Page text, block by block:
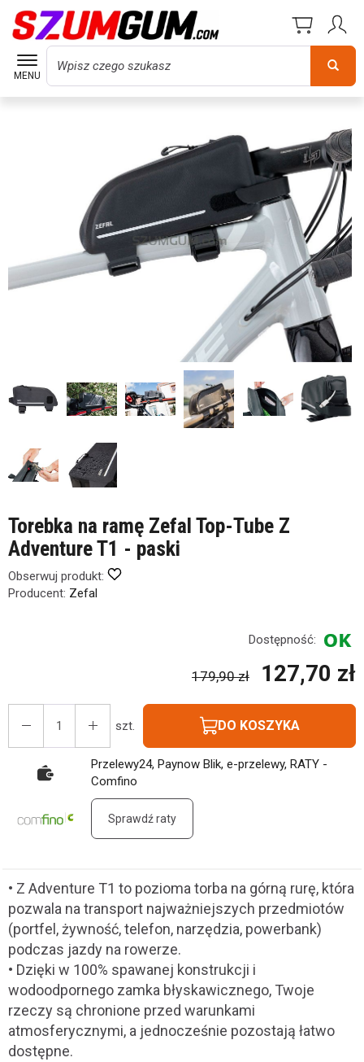
MENU
Wyszukaj
Torebka na ramę Zefal Top-Tube Z
Adventure T1 - paski
Obserwuj produkt:
Producent: Zefal
Dostępność:
179,90 zł 127,70 zł
szt. DO KOSZYKA
Przelewy24, Paynow Blik, e-przelewy, RATY -
Comfino
Sprawdź raty
• Z Adventure T1 to pozioma torba na górną rurę, która
pozwala na transport najważniejszych przedmiotów
(portfel, żywność, telefon, narzędzia, powerbank)
podczas jazdy na rowerze.
• Dzięki w 100% spawanej konstrukcji i
wodoodpornego zamka błyskawicznego, Twoje
rzeczy są chronione przed warunkami
atmosferycznymi, a jednocześnie pozostają łatwo
dostępne.